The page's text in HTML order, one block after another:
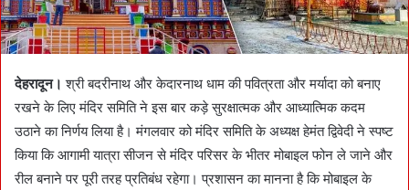
l
देहरादून। श्री बदरीनाथ और केदारनाथ धाम की पवित्रता और मर्यादा को बनाए
रखने के लिए मंदिर समिति ने इस बार कड़े सुरक्षात्मक और आध्यात्मिक कदम
उठाने का निर्णय लिया है। मंगलवार को मंदिर समिति के अध्यक्ष हेमंत द्विवेदी ने स्पष्ट
किया कि आगामी यात्रा सीजन से मंदिर परिसर के भीतर मोबाइल फोन ले जाने और
रील बनाने पर पूरी तरह प्रतिबंध रहेगा। प्रशासन का मानना है कि मोबाइल के